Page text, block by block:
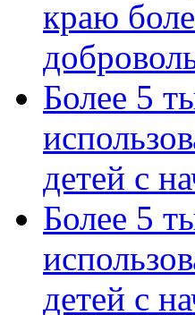
краю
Более 5
детей с
Более 5
детей с